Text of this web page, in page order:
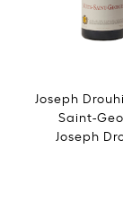
Joseph
Saint-
Joseph